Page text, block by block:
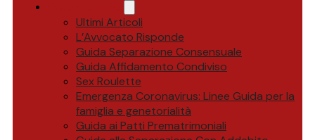
Ultimi Articoli
L’Avvocato Risponde
Guida Separazione Consensuale
Guida Affidamento Condiviso
Sex Roulette
Emergenza Coronavirus: Linee Guida per la
famiglia e genetorialità
Guida ai Patti Prematrimoniali